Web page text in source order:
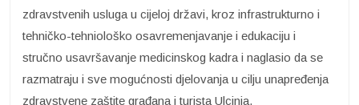
zdravstvenih usluga u cijeloj državi, kroz infrastrukturno i
tehničko-tehniološko osavremenjavanje i edukaciju i
stručno usavršavanje medicinskog kadra i naglasio da se
razmatraju i sve mogućnosti djelovanja u cilju unapređenja
zdravstvene zaštite građana i turista Ulcinja.